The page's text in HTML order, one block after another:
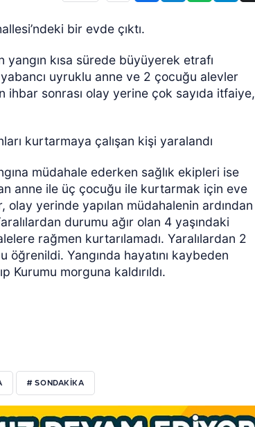
bir evde çıktı.
kısa sürede büyüyerek etrafı
yabancı uyruklu anne ve 2 çocuğu alevler
ihbar sonrası olay yerine çok sayıda itfaiye,
kurtarmaya çalışan kişi yaralandı
müdahale ederken sağlık ekipleri ise
anne ile üç çocuğu ile kurtarmak için eve
yerinde yapılan müdahalenin ardından
durumu ağır olan 4 yaşındaki
rağmen kurtarılamadı. Yaralılardan 2
öğrenildi. Yangında hayatını kaybeden
Kurumu morguna kaldırıldı.
# SONDAKIKA